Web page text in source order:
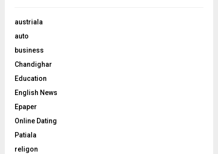
austriala
auto
business
Chandighar
Education
English News
Epaper
Online Dating
Patiala
religon